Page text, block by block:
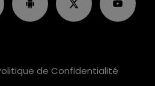
de Confidentialité